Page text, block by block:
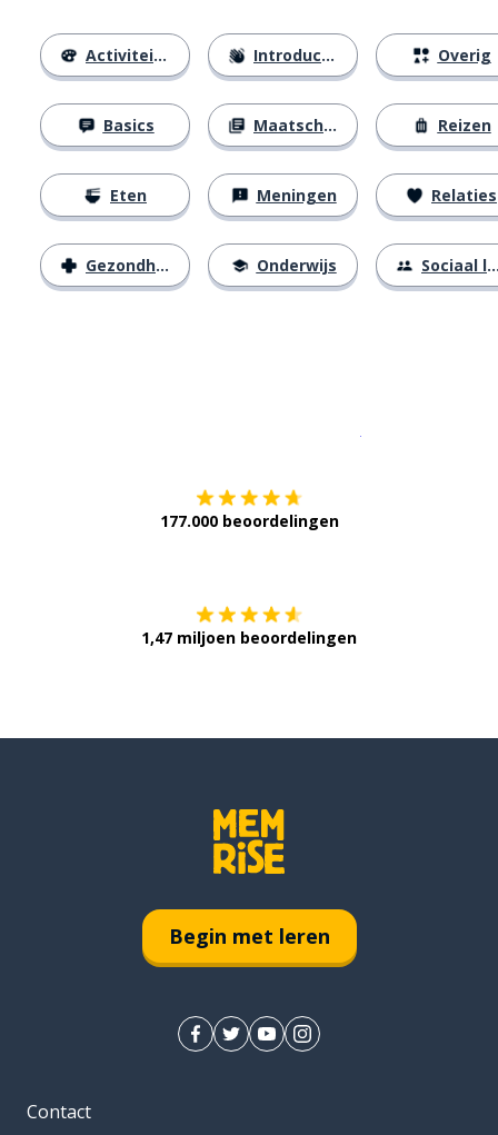
Activiteiten
Basics
Eten
Gezondheid
Introducties
Maatschappij
Meningen
Onderwijs
Overig
Reizen
Relaties
Sociaal leven
177.000 beoordelingen
1,47 miljoen beoordelingen
Begin met leren
Contact